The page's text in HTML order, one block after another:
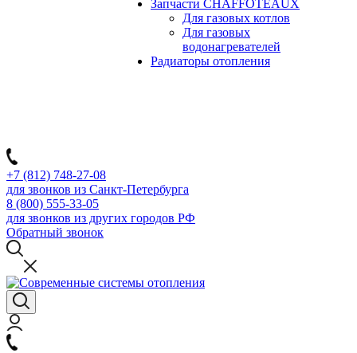
Запчасти CHAFFOTEAUX
Для газовых котлов
Для газовых
водонагревателей
Радиаторы отопления
+7 (812) 748-27-08
для звонков из Санкт-Петербурга
8 (800) 555-33-05
для звонков из других городов РФ
Обратный звонок